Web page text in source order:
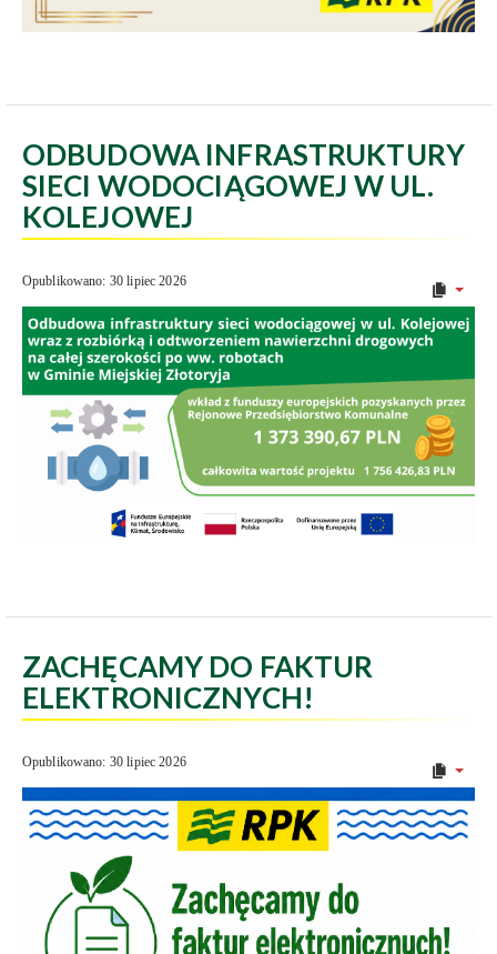
ODBUDOWA INFRASTRUKTURY
SIECI WODOCIĄGOWEJ W UL.
KOLEJOWEJ
Opublikowano: 30 lipiec 2026
ZACHĘCAMY DO FAKTUR
ELEKTRONICZNYCH!
Opublikowano: 30 lipiec 2026